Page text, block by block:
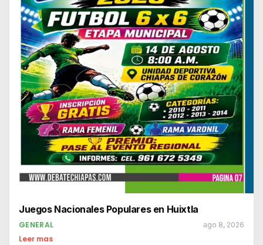
Juegos Nacionales Populares en Huixtla
GENERAL ago 8, 2026
Leer mas